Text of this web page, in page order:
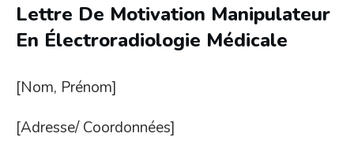
Lettre De Motivation Manipulateur
En Électroradiologie Médicale
[Nom, Prénom]
[Adresse/ Coordonnées]